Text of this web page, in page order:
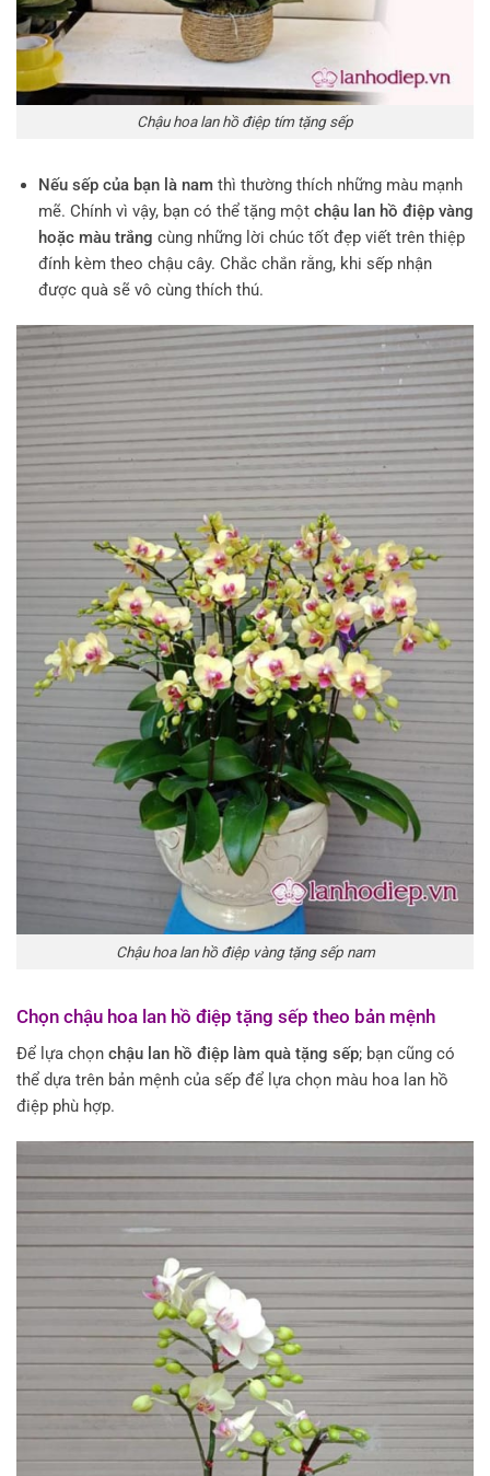
Chậu hoa lan hồ điệp tím tặng sếp
Nếu sếp của bạn là namthì thường thích những màu mạnh
mẽ. Chính vì vậy, bạn có thể tặng một chậu lan hồ điệp vàng
hoặc màu trắng cùng những lời chúc tốt đẹp viết trên thiệp
đính kèm theo chậu cây. Chắc chắn rằng, khi sếp nhận
được quà sẽ vô cùng thích thú.
Chậu hoa lan hồ điệp vàng tặng sếp nam
Chọn chậu hoa lan hồ điệp tặng sếp theo bản mệnh
Để lựa chọn chậu lan hồ điệp làm quà tặng sếp; bạn cũng có
thể dựa trên bản mệnh của sếp để lựa chọn màu hoa lan hồ
điệp phù hợp.